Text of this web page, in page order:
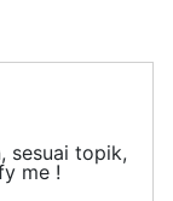
sesuai topik,
me !